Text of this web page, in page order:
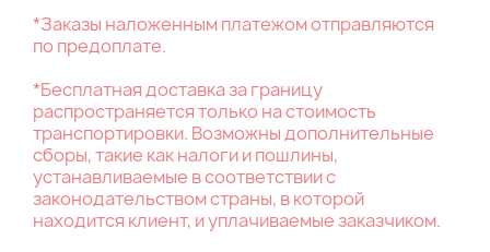
*Заказы наложенным платежом отправляются
по предоплате.
*Бесплатная доставка за границу
распространяется только на стоимость
транспортировки. Возможны дополнительные
сборы, такие как налоги и пошлины,
устанавливаемые в соответствии с
законодательством страны, в которой
находится клиент, и уплачиваемые заказчиком.